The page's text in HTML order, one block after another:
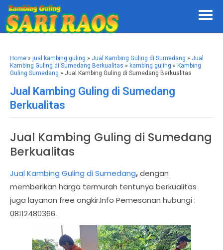
Home » jual kambing guling » Jual Kambing Guling di Sumedang » Jual
Kambing Guling di Sumedang Berkualitas » kambing guling » Kambing
Guling Sumedang » Jual Kambing Guling di Sumedang Berkualitas
Jual Kambing Guling di Sumedang
Berkualitas
Jual Kambing Guling di Sumedang
Berkualitas
Jual Kambing Guling di Sumedang,dengan
memberikan harga termurah tentunya berkualitas
juga layanan free ongkir.Info Pemesanan hubungi :
08112480366.